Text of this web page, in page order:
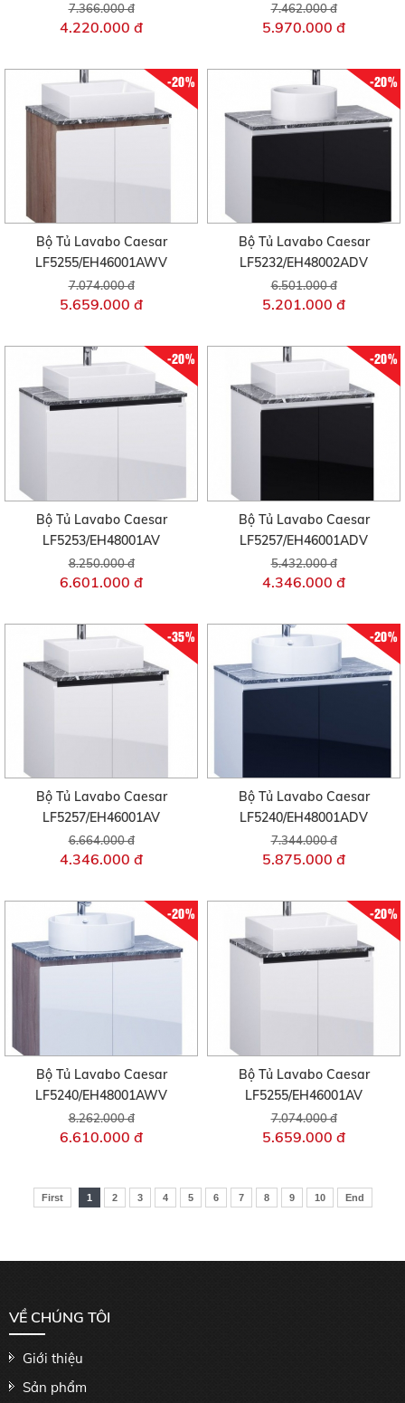
7.366.000 đ
4.220.000 đ
7.462.000 đ
5.970.000 đ
-20%
Bộ Tủ Lavabo Caesar
LF5255/EH46001AWV
7.074.000 đ
5.659.000 đ
-20%
Bộ Tủ Lavabo Caesar
LF5232/EH48002ADV
6.501.000 đ
5.201.000 đ
-20%
Bộ Tủ Lavabo Caesar
LF5253/EH48001AV
8.250.000 đ
6.601.000 đ
-20%
Bộ Tủ Lavabo Caesar
LF5257/EH46001ADV
5.432.000 đ
4.346.000 đ
-35%
Bộ Tủ Lavabo Caesar
LF5257/EH46001AV
6.664.000 đ
4.346.000 đ
-20%
Bộ Tủ Lavabo Caesar
LF5240/EH48001ADV
7.344.000 đ
5.875.000 đ
-20%
Bộ Tủ Lavabo Caesar
LF5240/EH48001AWV
8.262.000 đ
6.610.000 đ
-20%
Bộ Tủ Lavabo Caesar
LF5255/EH46001AV
7.074.000 đ
5.659.000 đ
First 1 2 3 4 5 6 7 8 9 10 End
VỀ CHÚNG TÔI
Giới thiệu
Sản phẩm